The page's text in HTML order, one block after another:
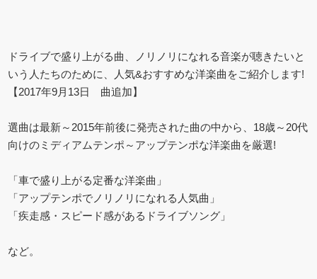
ドライブで盛り上がる曲、ノリノリになれる音楽が聴きたいと
いう人たちのために、人気&おすすめな洋楽曲をご紹介します!
【2017年9月13日 曲追加】
選曲は最新～2015年前後に発売された曲の中から、18歳～20代
向けのミディアムテンポ～アップテンポな洋楽曲を厳選!
「車で盛り上がる定番な洋楽曲」
「アップテンポでノリノリになれる人気曲」
「疾走感・スピード感があるドライブソング」
など。